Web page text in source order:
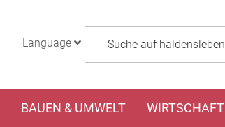
Language
BAUEN & UMWELT WIRTSCHAFT